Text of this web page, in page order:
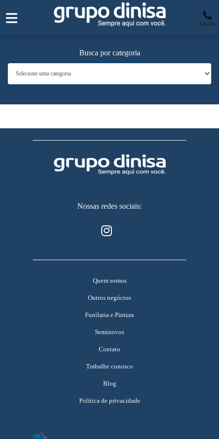
LIGAR
Busca por categoria
Nossas redes sociais:
Quem somos
Outros negócios
Funilaria e Pintura
Seminovos
Contato
Trabalhe conosco
Blog
Política de privacidade